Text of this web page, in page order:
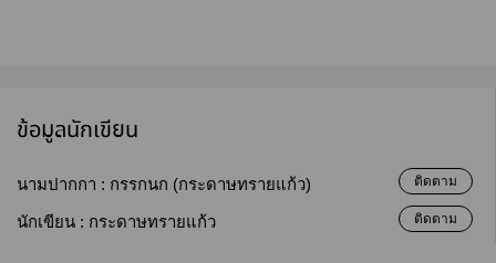
ข้อมูลนักเขียน
นามปากกา : กรรกนก (กระดาษทรายแก้ว) ติดตาม
นักเขียน : กระดาษทรายแก้ว ติดตาม